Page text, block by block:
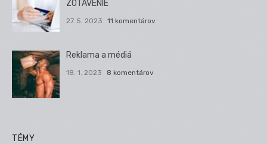
ZOTAVENIE
27. 5. 2023 11 komentárov
Reklama a médiá
18. 1. 2023 8 komentárov
TÉMY